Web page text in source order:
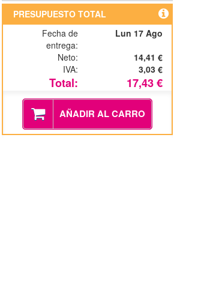
PRESUPUESTO TOTAL
Fecha de
entrega:
Lun 17 Ago
Neto:
14,41 €
IVA:
3,03 €
Total: 17,43 €
AÑADIR AL CARRO